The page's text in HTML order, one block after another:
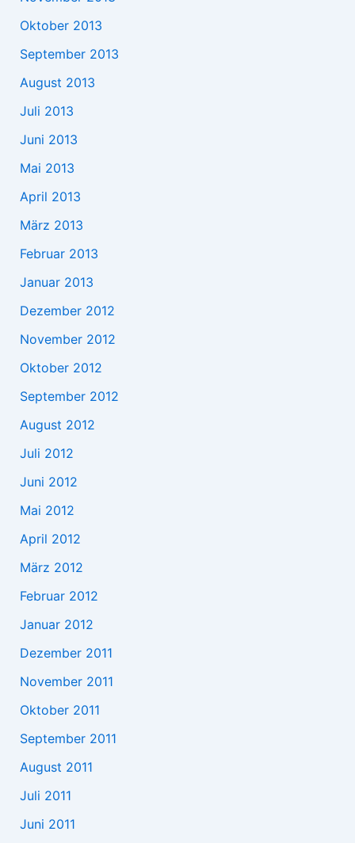
Oktober 2013
September 2013
August 2013
Juli 2013
Juni 2013
Mai 2013
April 2013
März 2013
Februar 2013
Januar 2013
Dezember 2012
November 2012
Oktober 2012
September 2012
August 2012
Juli 2012
Juni 2012
Mai 2012
April 2012
März 2012
Februar 2012
Januar 2012
Dezember 2011
November 2011
Oktober 2011
September 2011
August 2011
Juli 2011
Juni 2011